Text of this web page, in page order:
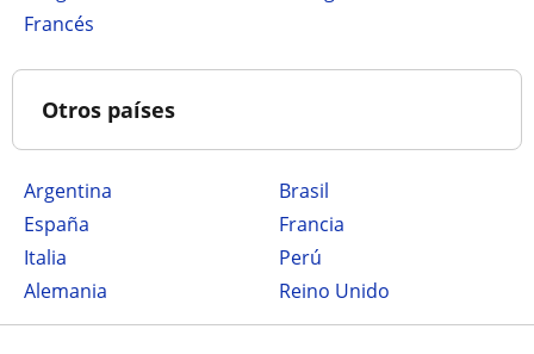
Francés
Otros países
Argentina
Brasil
España
Francia
Italia
Perú
Alemania
Reino Unido